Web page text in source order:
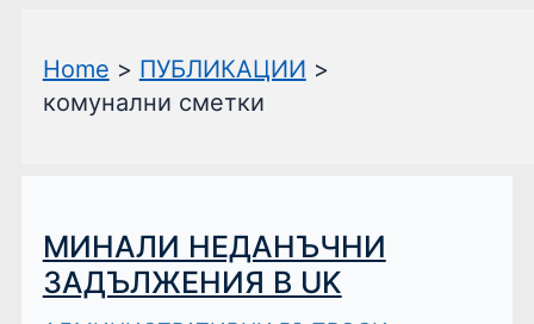
Home
ПУБЛИКАЦИИ
комунални сметки
МИНАЛИ НЕДАНЪЧНИ
ЗАДЪЛЖЕНИЯ В UK